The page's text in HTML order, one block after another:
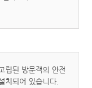
립된 방문객의 안전
치되어 있습니다.